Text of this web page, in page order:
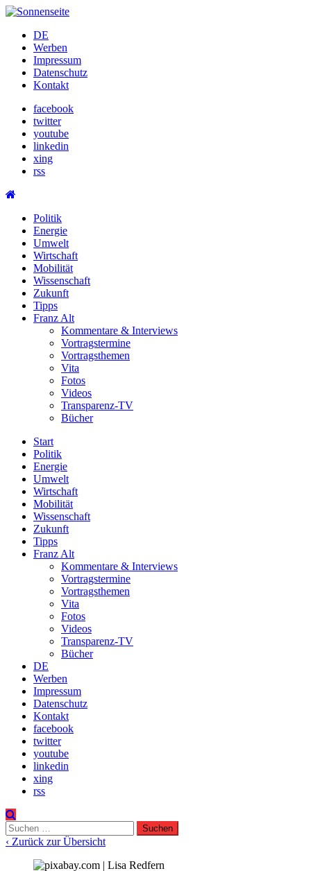
Skip
contentDE
Werben
Impressum
Datenschutz
Kontakt
facebook
twitter
youtube
linkedin
xing
rss
Politik
Energie
Umwelt
Wirtschaft
Mobilität
Wissenschaft
Zukunft
Tipps
Franz Alt
Kommentare & Interviews
Vortragstermine
Vortragsthemen
Vita
Fotos
Videos
Transparenz-TV
Bücher
Start
Politik
Energie
Umwelt
Wirtschaft
Mobilität
Wissenschaft
Zukunft
Tipps
Franz Alt
Kommentare & Interviews
Vortragstermine
Vortragsthemen
Vita
Fotos
Videos
Transparenz-TV
Bücher
DE
Werben
Impressum
Datenschutz
Kontakt
facebook
twitter
youtube
linkedin
xing
rss
Suchen
nach:
‹ Zurück zur Übersicht